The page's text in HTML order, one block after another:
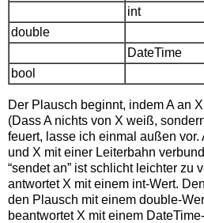
int
double
DateTime
bool
Der Plausch beginnt, indem A an
(Dass A nichts von X weiß,
feuert, lasse ich einmal außen vor.
und X mit einer Leiterbahn
“sendet an” ist schlicht leichter zu
antwortet X mit einem int-Wert.
den Plausch mit einem double-
beantwortet X mit einem